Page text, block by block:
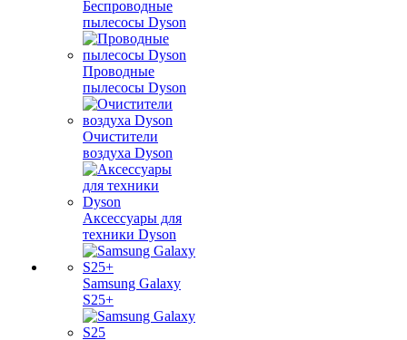
Беспроводные
пылесосы Dyson
Проводные
пылесосы Dyson
Очистители
воздуха Dyson
Аксессуары для
техники Dyson
Samsung Galaxy
S25+